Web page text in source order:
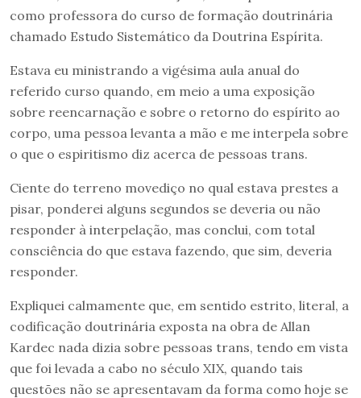
como professora do curso de formação doutrinária
chamado Estudo Sistemático da Doutrina Espírita.
Estava eu ministrando a vigésima aula anual do
referido curso quando, em meio a uma exposição
sobre reencarnação e sobre o retorno do espírito ao
corpo, uma pessoa levanta a mão e me interpela sobre
o que o espiritismo diz acerca de pessoas trans.
Ciente do terreno movediço no qual estava prestes a
pisar, ponderei alguns segundos se deveria ou não
responder à interpelação, mas conclui, com total
consciência do que estava fazendo, que sim, deveria
responder.
Expliquei calmamente que, em sentido estrito, literal, a
codificação doutrinária exposta na obra de Allan
Kardec nada dizia sobre pessoas trans, tendo em vista
que foi levada a cabo no século XIX, quando tais
questões não se apresentavam da forma como hoje se